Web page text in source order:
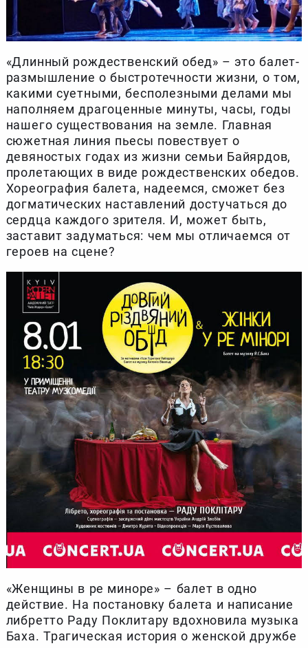
«Длинный рождественский обед» – это балет-
размышление о быстротечности жизни, о том,
какими суетными, бесполезными делами мы
наполняем драгоценные минуты, часы, годы
нашего существования на земле. Главная
сюжетная линия пьесы повествует о
девяностых годах из жизни семьи Байярдов,
пролетающих в виде рождественских обедов.
Хореография балета, надеемся, сможет без
догматических наставлений достучаться до
сердца каждого зрителя. И, может быть,
заставит задуматься: чем мы отличаемся от
героев на сцене?
«Женщины в ре миноре» – балет в одно
действие. На постановку балета и написание
либретто Раду Поклитару вдохновила музыка
Баха. Трагическая история о женской дружбе